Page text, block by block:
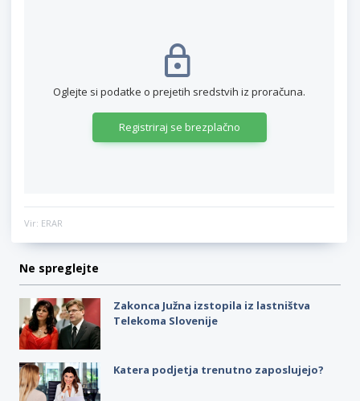
Oglejte si podatke o prejetih sredstvih iz proračuna.
Registriraj se brezplačno
Vir: ERAR
Ne spreglejte
Zakonca Južna izstopila iz lastništva
Telekoma Slovenije
Katera podjetja trenutno zaposlujejo?